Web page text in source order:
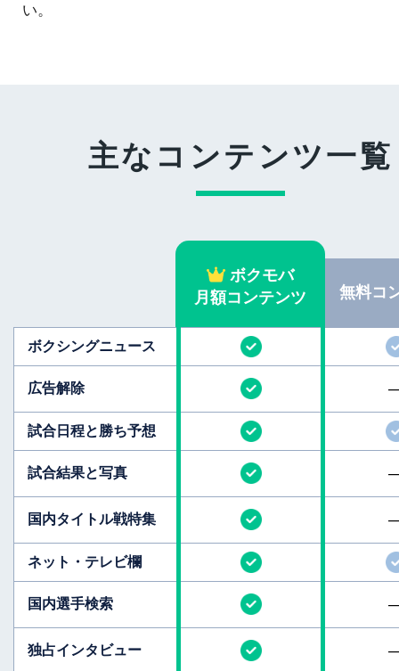
い。
主なコンテンツ一覧
ボクモバ
月額コンテンツ
無料コ
ボクシングニュース
広告解除
試合日程と勝ち予想
試合結果と写真
国内タイトル戦特集
ネット・テレビ欄
国内選手検索
独占インタビュー